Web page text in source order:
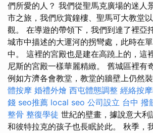
們所愛的人？ 我們從聖馬克廣場的迷人
市之旅，我們欣賞鐘樓、聖馬可大教堂
觀。 在導遊的帶領下，我們到達了裡亞
城市中描述的大運河的拐彎處，此時在
中。 這裡的宮殿也是建在高蹺上的，這
尼斯的宮殿一樣華麗精緻。 舊城區裡有
例如方濟各會教堂，教堂的牆壁上仍然
體按摩 婚禮外燴 西屯體態調整 經絡按
錢 seo推薦 local seo 公司設立 台中 撥
整骨 整復學徒 世紀的壁畫，據說意大
和彼特拉克的孩子也長眠於此。 秋季，